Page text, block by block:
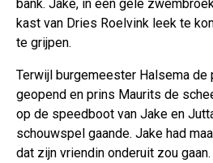
bank. Jake, in een gele
kast van Dries Roelvink leek te
te grijpen.
Terwijl burgemeester Halsema de
geopend en prins Maurits de
op de speedboot van Jake en
schouwspel gaande. Jake had
dat zijn vriendin onderuit zou